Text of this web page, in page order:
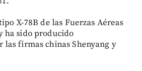
X-78B de las Fuerzas Aéreas
ha sido producido
las firmas chinas Shenyang y